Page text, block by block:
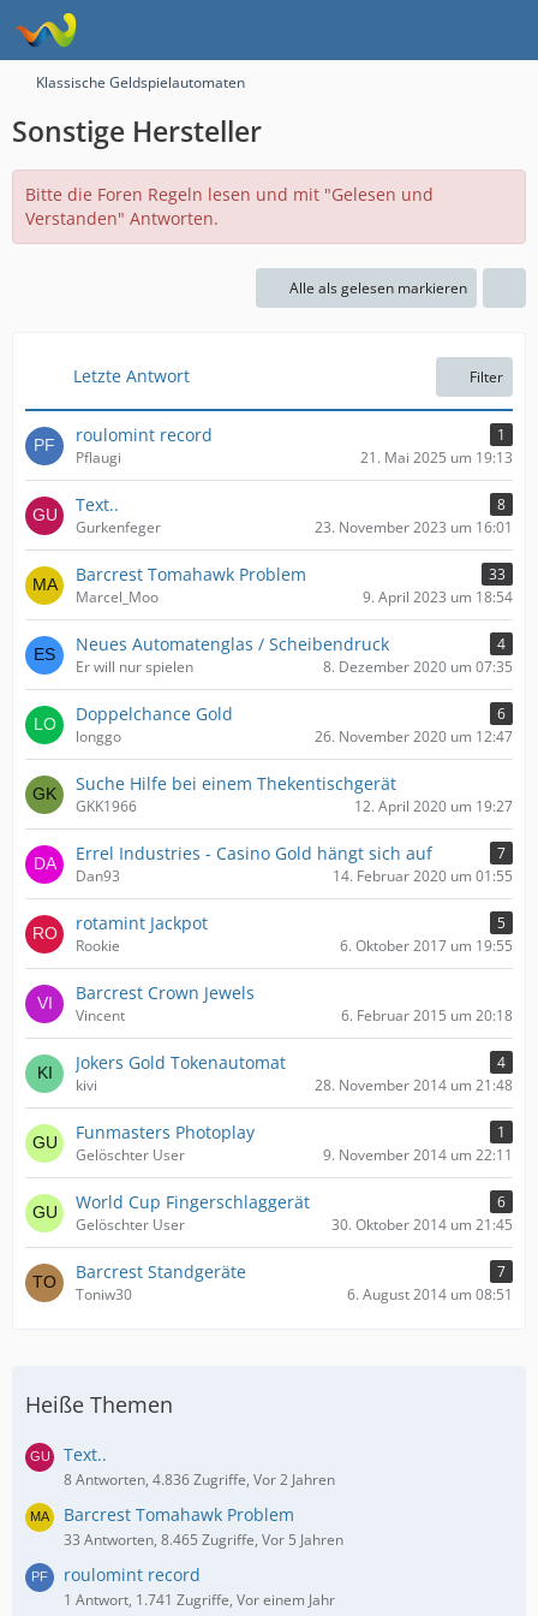
Klassische Geldspielautomaten
Sonstige Hersteller
Bitte die Foren Regeln lesen und mit "Gelesen und
Verstanden" Antworten.
Alle als gelesen markieren
Letzte Antwort Filter
roulomint record
1
Pflaugi
21. Mai 2025 um 19:13
Text..
8
Gurkenfeger
23. November 2023 um 16:01
Barcrest Tomahawk Problem
33
Marcel_Moo
9. April 2023 um 18:54
Neues Automatenglas / Scheibendruck
4
Er will nur spielen
8. Dezember 2020 um 07:35
Doppelchance Gold
6
longgo
26. November 2020 um 12:47
Suche Hilfe bei einem Thekentischgerät
GKK1966 12. April 2020 um 19:27
Errel Industries - Casino Gold hängt sich auf
7
Dan93
14. Februar 2020 um 01:55
rotamint Jackpot
5
Rookie
6. Oktober 2017 um 19:55
Barcrest Crown Jewels
Vincent 6. Februar 2015 um 20:18
Jokers Gold Tokenautomat
4
kivi
28. November 2014 um 21:48
Funmasters Photoplay
1
Gelöschter User
9. November 2014 um 22:11
World Cup Fingerschlaggerät
6
Gelöschter User
30. Oktober 2014 um 21:45
Barcrest Standgeräte
7
Toniw30
6. August 2014 um 08:51
Heiße Themen
Text..
8 Antworten, 4.836 Zugriffe, Vor 2 Jahren
Barcrest Tomahawk Problem
33 Antworten, 8.465 Zugriffe, Vor 5 Jahren
roulomint record
1 Antwort, 1.741 Zugriffe, Vor einem Jahr